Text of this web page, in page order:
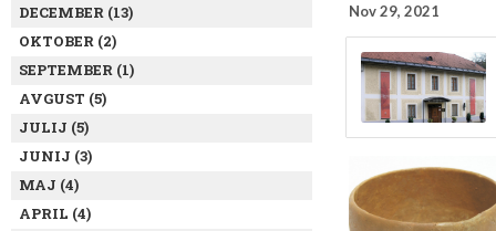
DECEMBER (13)
OKTOBER (2)
SEPTEMBER (1)
AVGUST (5)
JULIJ (5)
JUNIJ (3)
MAJ (4)
APRIL (4)
Nov 29, 2021